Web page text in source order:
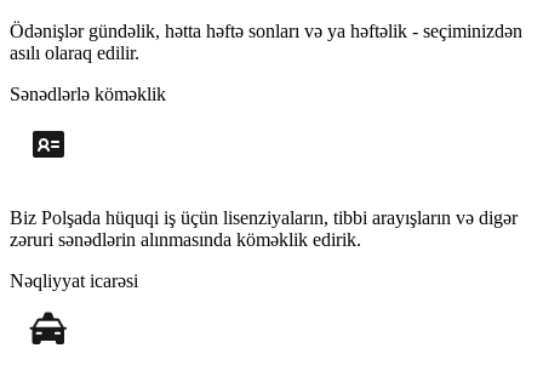
Ödənişlər gündəlik, hətta həftə sonları və ya həftəlik - seçiminizdən
asılı olaraq edilir.
Sənədlərlə köməklik
Biz Polşada hüquqi iş üçün lisenziyaların, tibbi arayışların və digər
zəruri sənədlərin alınmasında köməklik edirik.
Nəqliyyat icarəsi